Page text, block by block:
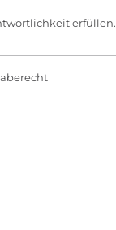
erfüllen.